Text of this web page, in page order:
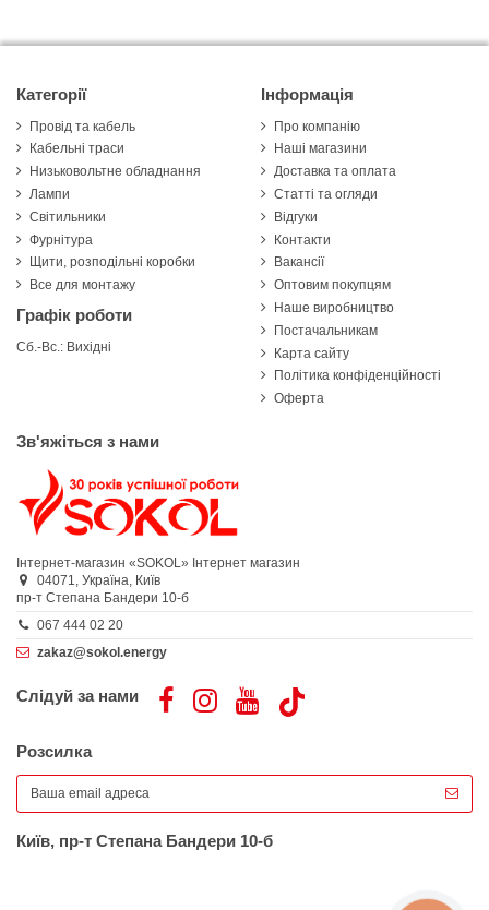
Категорії
Провід та кабель
Кабельні траси
Низьковольтне обладнання
Лампи
Світильники
Фурнітура
Щити, розподільні коробки
Все для монтажу
Графік роботи
Сб.-Вс.: Вихідні
Інформація
Про компанію
Наші магазини
Доставка та оплата
Статті та огляди
Відгуки
Контакти
Вакансії
Оптовим покупцям
Наше виробництво
Постачальникам
Карта сайту
Політика конфіденційності
Оферта
Зв'яжіться з нами
Інтернет-магазин «SOKOL» Інтернет магазин
04071, Україна, Київ
пр-т Степана Бандери 10-б
067 444 02 20
zakaz@sokol.energy
Слідуй за нами
Розсилка
Київ, пр-т Степана Бандери 10-б